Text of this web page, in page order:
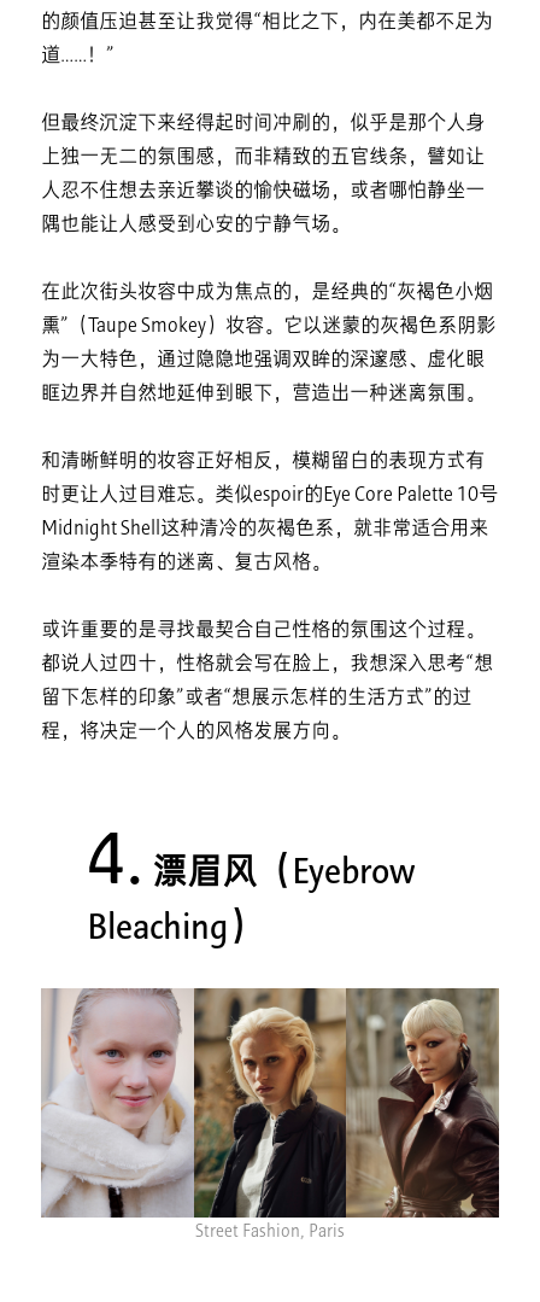
的颜值压迫甚至让我觉得“相比之下，内在美都不足为
道……！”
但最终沉淀下来经得起时间冲刷的，似乎是那个人身
上独一无二的氛围感，而非精致的五官线条，譬如让
人忍不住想去亲近攀谈的愉快磁场，或者哪怕静坐一
隅也能让人感受到心安的宁静气场。
在此次街头妆容中成为焦点的，是经典的“灰褐色小烟
熏”（Taupe Smokey）妆容。它以迷蒙的灰褐色系阴影
为一大特色，通过隐隐地强调双眸的深邃感、虚化眼
眶边界并自然地延伸到眼下，营造出一种迷离氛围。
和清晰鲜明的妆容正好相反，模糊留白的表现方式有
时更让人过目难忘。类似espoir的Eye Core Palette 10号
Midnight Shell这种清冷的灰褐色系，就非常适合用来
渲染本季特有的迷离、复古风格。
或许重要的是寻找最契合自己性格的氛围这个过程。
都说人过四十，性格就会写在脸上，我想深入思考“想
留下怎样的印象”或者“想展示怎样的生活方式”的过
程，将决定一个人的风格发展方向。
4. 漂眉风（Eyebrow
Bleaching）
Street Fashion, Paris